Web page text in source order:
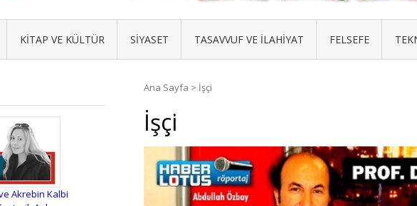
KITAP VE KÜLTÜR SIYASET TASAVVUF VE İLAHIYAT FELSEFE
Ana Sayfa > İşçi
İşçi
Akrebin Kalbi